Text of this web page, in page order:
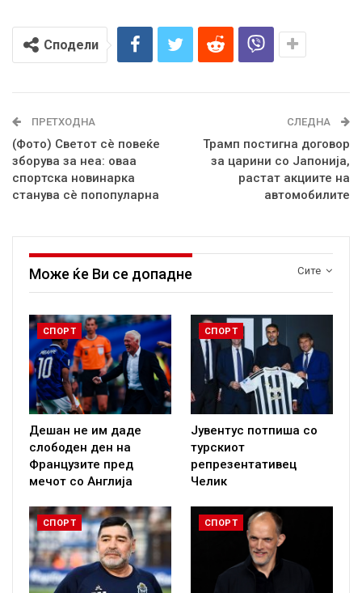
Сподели
ПРЕТХОДНА
(Фото) Светот сè повеќе
зборува за неа: оваа
спортска новинарка
станува сè попопуларна
СЛЕДНА
Трамп постигна договор
за царини со Јапонија,
растат акциите на
автомобилите
Сите
Може ќе Ви се допадне
СПОРТ
Дешан не им даде
слободен ден на
Французите пред
мечот со Англија
СПОРТ
Јувентус потпиша со
турскиот
репрезентативец
Челик
СПОРТ СПОРТ